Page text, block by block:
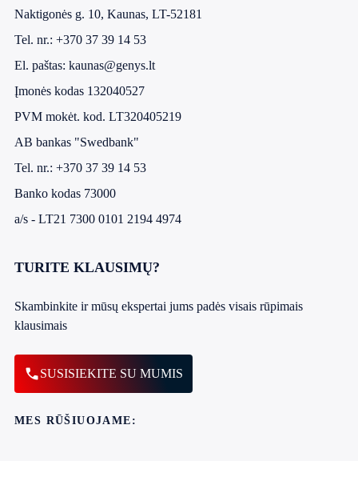
Naktigonės g. 10, Kaunas, LT-52181
Tel. nr.: +370 37 39 14 53
El. paštas: kaunas@genys.lt
Įmonės kodas 132040527
PVM mokėt. kod. LT320405219
AB bankas "Swedbank"
Tel. nr.: +370 37 39 14 53
Banko kodas 73000
a/s - LT21 7300 0101 2194 4974
TURITE KLAUSIMŲ?
Skambinkite ir mūsų ekspertai jums padės visais rūpimais
klausimais
SUSISIEKITE SU MUMIS
MES RŪŠIUOJAME: